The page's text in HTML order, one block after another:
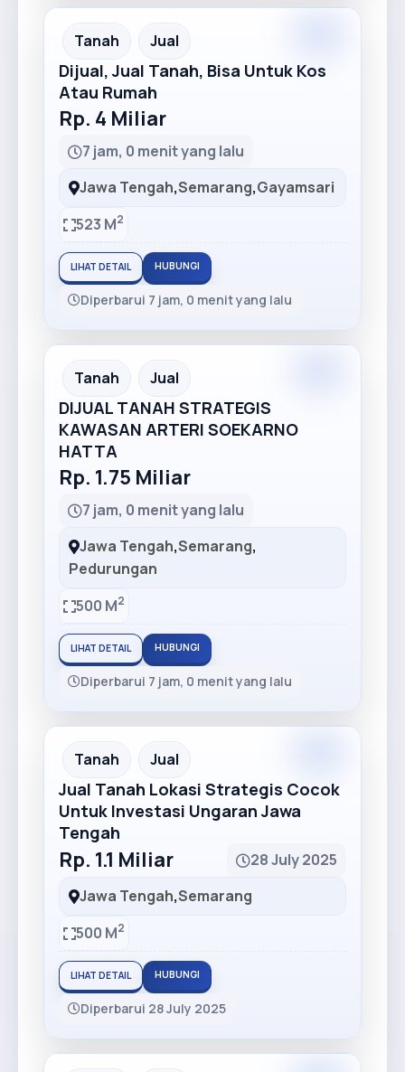
Recommended
Tanah Jual
Dijual, Jual Tanah, Bisa Untuk Kos
Atau Rumah
Rp. 4 Miliar
7 jam, 0 menit yang lalu
Jawa Tengah,Semarang,Gayamsari
523 M2
LIHAT DETAIL HUBUNGI
Diperbarui 7 jam, 0 menit yang lalu
Recommended
Tanah Jual
DIJUAL TANAH STRATEGIS
KAWASAN ARTERI SOEKARNO
HATTA
Rp. 1.75 Miliar
7 jam, 0 menit yang lalu
Jawa Tengah,Semarang,
Pedurungan
500 M2
LIHAT DETAIL HUBUNGI
Diperbarui 7 jam, 0 menit yang lalu
Recommended
Tanah Jual
Jual Tanah Lokasi Strategis Cocok
Untuk Investasi Ungaran Jawa
Tengah
Rp. 1.1 Miliar
28 July 2025
Jawa Tengah,Semarang
500 M2
LIHAT DETAIL HUBUNGI
Diperbarui 28 July 2025